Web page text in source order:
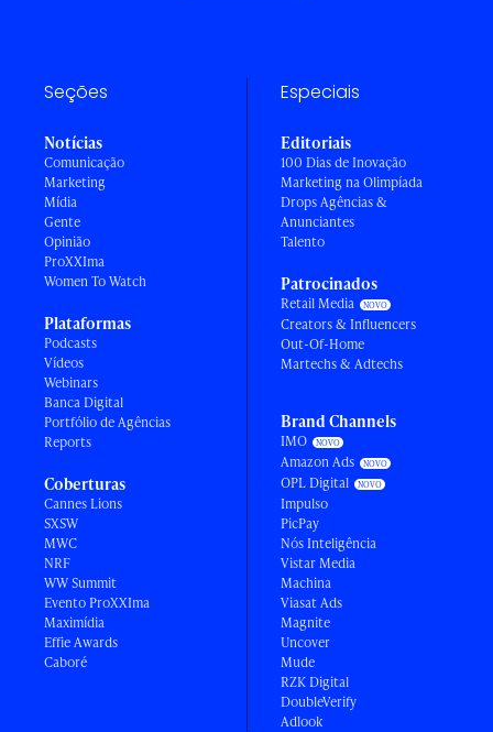
Seções
Notícias
Comunicação
Marketing
Mídia
Gente
Opinião
ProXXIma
Women To Watch
Plataformas
Podcasts
Vídeos
Webinars
Banca Digital
Portfólio de Agências
Reports
Coberturas
Cannes Lions
SXSW
MWC
NRF
WW Summit
Evento ProXXIma
Maximídia
Effie Awards
Caboré
Especiais
Editoriais
100 Dias de Inovação
Marketing na Olimpíada
Drops Agências &
Anunciantes
Talento
Patrocinados
Retail Media
Creators & Influencers
Out-Of-Home
Martechs & Adtechs
Brand Channels
IMO
Amazon Ads
OPL Digital
Impulso
PicPay
Nós Inteligência
Vistar Media
Machina
Viasat Ads
Magnite
Uncover
Mude
RZK Digital
DoubleVerify
Adlook